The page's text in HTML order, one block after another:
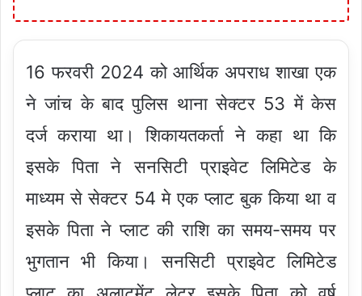
16 फरवरी 2024 को आर्थिक अपराध शाखा एक
ने जांच के बाद पुलिस थाना सेक्टर 53 में केस
दर्ज कराया था। शिकायतकर्ता ने कहा था कि
इसके पिता ने सनसिटी प्राइवेट लिमिटेड के
माध्यम से सेक्टर 54 मे एक प्लाट बुक किया था व
इसके पिता ने प्लाट की राशि का समय-समय पर
भुगतान भी किया। सनसिटी प्राइवेट लिमिटेड